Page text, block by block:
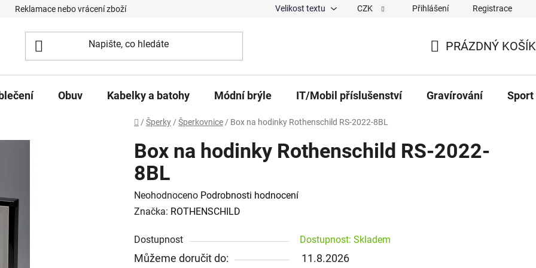
Reklamace nebo vrácení zboží Podmínky ochrany osobních údajů O nás Magazín Hodnocení obchodu
Velikost textu CZK Přihlášení Registrace
PRÁZDNÝ KOŠÍK
Obuv Kabelky a batohy Módní brýle IT/Mobil příslušenství Gravírování Sport
Domů
/ Šperky / Šperkovnice / Box na hodinky Rothenschild RS-2022-8BL
Box na hodinky Rothenschild RS-2022-
8BL
Průměrné hodnocení produktu je 0,0 z 5 hvězdiček.
Neohodnoceno Podrobnosti hodnocení
Značka: ROTHENSCHILD
Dostupnost Dostupnost: Skladem
Můžeme doručit do:
11.8.2026